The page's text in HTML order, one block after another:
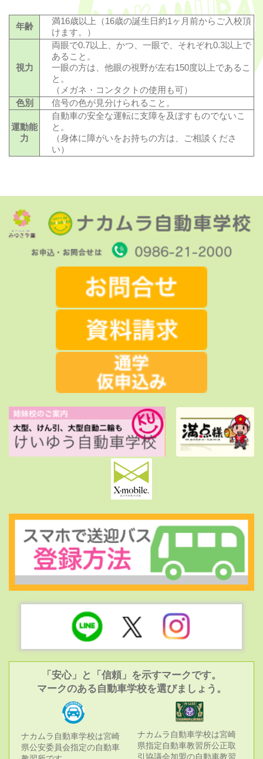
年齢
満16歳以上（16歳の誕生日約1ヶ月前からご入校頂
けます。）
視力
両眼で0.7以上、かつ、一眼で、それぞれ0.3以上で
あること。
一眼の方は、他眼の視野が左右150度以上であるこ
と。
（メガネ・コンタクトの使用も可）
色別
信号の色が見分けられること。
運動能
力
自動車の安全な運転に支障を及ぼすものでないこ
と。
（身体に障がいをお持ちの方は、ご相談くださ
い）
「安心」と「信頼」を示すマークです。
マークのある自動車学校を選びましょう。
ナカムラ自動車学校は宮崎
県公安委員会指定の自動車
ナカムラ自動車学校は宮崎
県指定自動車教習所公正取
引協議会加盟の自動車教習